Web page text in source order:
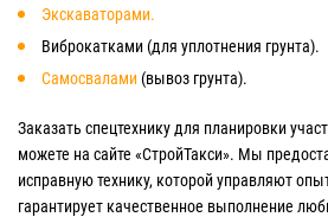
Экскаваторами.
Виброкатками (для уплотнения грунта).
Самосвалами(вывоз грунта).
Заказать спецтехнику для планировки
можете на сайте «СтройТакси». Мы
исправную технику, которой управляют
гарантирует качественное выполнение